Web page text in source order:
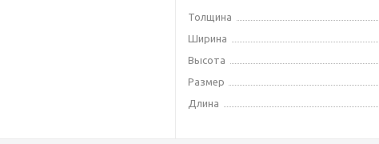
Толщина
Ширина
Высота
Размер
Длина